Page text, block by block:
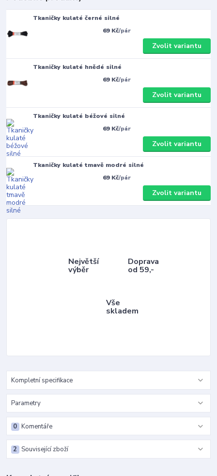
Tkaničky kulaté černé silné
69 Kč/pár
Zvolit variantu
Tkaničky kulaté hnědé silné
69 Kč/pár
Zvolit variantu
Tkaničky kulaté béžové silné
69 Kč/pár
Zvolit variantu
Tkaničky kulaté tmavě modré silné
69 Kč/pár
Zvolit variantu
Největší
výběr
Doprava
od 59,-
Vše
skladem
Kompletní specifikace
Parametry
Komentáře
0
Související zboží
2